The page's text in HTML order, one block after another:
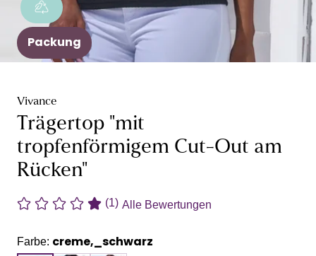
Packung
Vivance
Trägertop "mit
tropfenförmigem Cut-Out am
Rücken"
(1) Alle Bewertungen
Farbe: creme,_schwarz